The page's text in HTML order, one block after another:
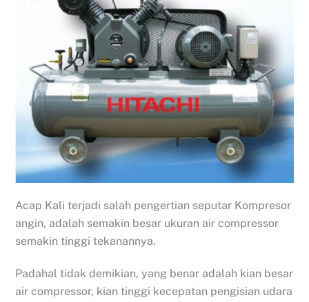
Acap Kali terjadi salah pengertian seputar Kompresor
angin, adalah semakin besar ukuran air compressor
semakin tinggi tekanannya.
Padahal tidak demikian, yang benar adalah kian besar
air compressor, kian tinggi kecepatan pengisian udara